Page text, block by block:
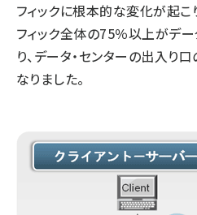
フィックに根本的な変化が起こ
フィック全体の75％以上がデ
り、データ・センターの出入り
なりました。